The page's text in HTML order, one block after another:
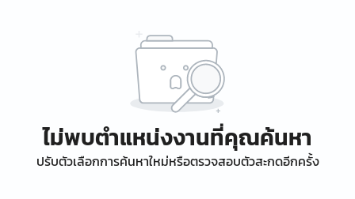
ไม่พบตำแหน่งงานที่คุณค้นหา
ปรับตัวเลือกการค้นหาใหม่หรือตรวจสอบตัวสะกดอีกครั้ง